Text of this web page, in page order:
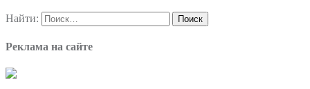
Найти:
Реклама на сайте